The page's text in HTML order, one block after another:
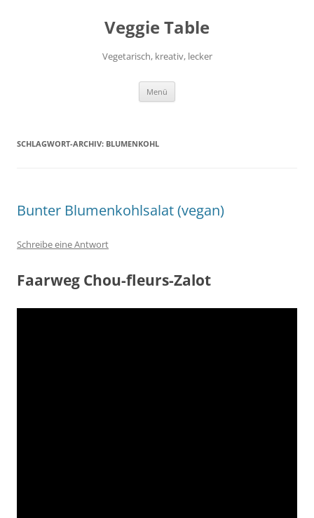
Veggie Table
Vegetarisch, kreativ, lecker
Menü
SCHLAGWORT-ARCHIV: BLUMENKOHL
Bunter Blumenkohlsalat (vegan)
Schreibe eine Antwort
Faarweg Chou-fleurs-Zalot